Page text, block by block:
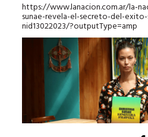
https://www.lanacion.com.ar/la-
sunae-revela-el-secreto-del-exito-
nid13022023/?outputType=amp